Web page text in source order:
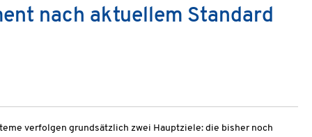
nach aktuellem Standard
verfolgen grundsätzlich zwei Hauptziele: die bisher noch